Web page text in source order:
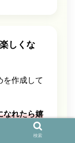
しくな
を作成して
なれたら嬉
検索